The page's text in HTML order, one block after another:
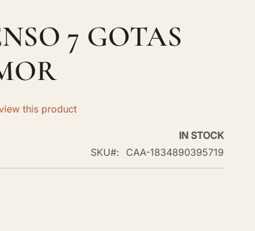
7 GOTAS
this product
IN STOCK
SKU
CAA-1834890395719